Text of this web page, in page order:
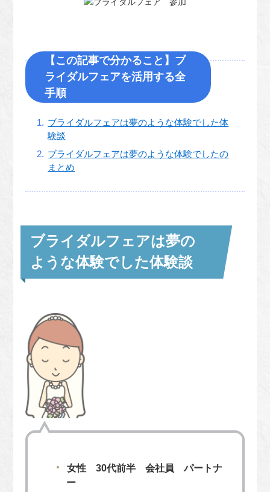
【この記事で分かること】ブ
ライダルフェアを活用する全
手順
ブライダルフェアは夢のような体験でした体
験談
ブライダルフェアは夢のような体験でしたの
まとめ
ブライダルフェアは夢の
ような体験でした体験談
女性 30代前半 会社員 パートナ
ー